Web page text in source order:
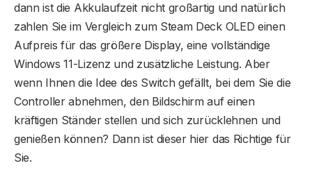
dann ist die Akkulaufzeit nicht großartig und natürlich
zahlen Sie im Vergleich zum Steam Deck OLED einen
Aufpreis für das größere Display, eine vollständige
Windows 11-Lizenz und zusätzliche Leistung. Aber
wenn Ihnen die Idee des Switch gefällt, bei dem Sie die
Controller abnehmen, den Bildschirm auf einen
kräftigen Ständer stellen und sich zurücklehnen und
genießen können? Dann ist dieser hier das Richtige für
Sie.